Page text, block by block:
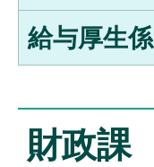
給与厚生係
財政課